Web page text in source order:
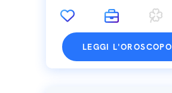
LEGGI L'OROSCOPO